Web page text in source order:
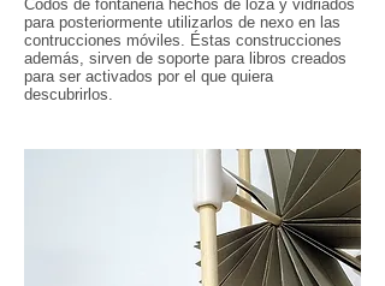
Codos de fontaneria hechos de loza y vidriados
para posteriormente utilizarlos de nexo en las
contrucciones móviles. Éstas construcciones
además, sirven de soporte para libros creados
para ser activados por el que quiera
descubrirlos.